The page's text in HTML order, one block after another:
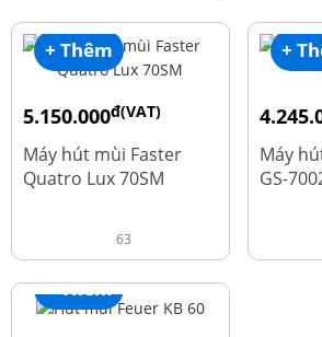
+ Thêm
5.150.000đ(VAT)
9.700.000
Máy hút mùi Faster
Quatro Lux 70SM
63
+
5.660.000
Máy
GS-
+ Thêm